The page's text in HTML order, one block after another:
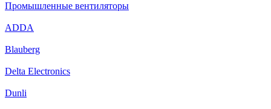
Промышленные вентиляторы
ADDA
Blauberg
Delta Electronics
Dunli